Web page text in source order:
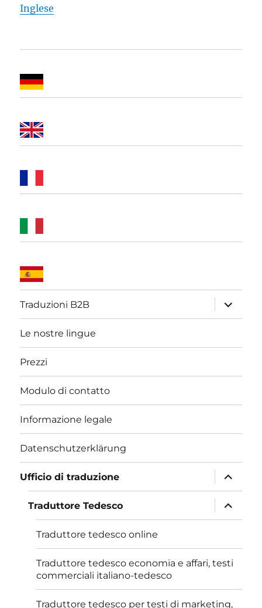
Inglese
Traduzioni B2B
apri
i
menu
Le nostre lingue
Prezzi
Modulo di contatto
Informazione legale
Datenschutzerklärung
Ufficio di traduzione
apri
i
menu
child
Traduttore Tedesco
apri
i
menu
Traduttore tedesco online
Traduttore tedesco economia e affari, testi
commerciali italiano-tedesco
Traduttore tedesco per testi di marketing,